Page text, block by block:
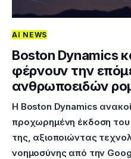
AI NEWS
Boston Dynamics
φέρνουν την
ανθρωποειδών
Η Boston Dynamics
προχωρημένη έκδοση
της, αξιοποιώντας
νοημοσύνης από την